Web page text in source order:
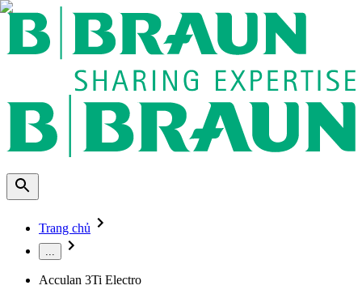
Trang chủ
...
Acculan 3Ti Electro